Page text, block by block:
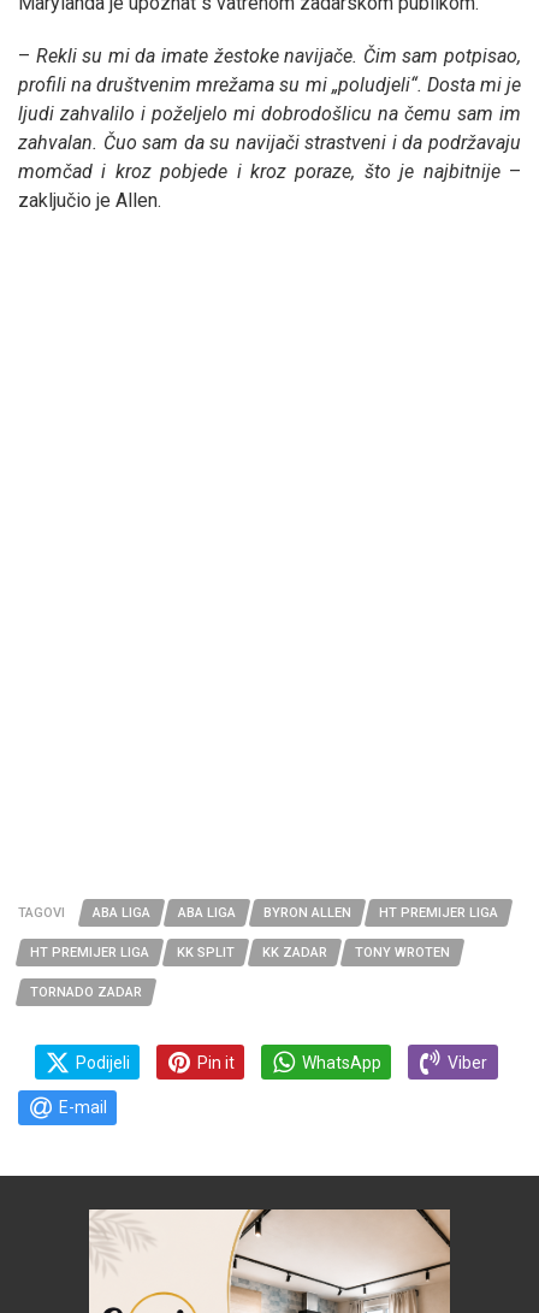
– Rekli su mi da imate žestoke navijače. Čim sam potpisao,
profili na društvenim mrežama su mi „poludjeli“. Dosta mi je
ljudi zahvalilo i poželjelo mi dobrodošlicu na čemu sam im
zahvalan. Čuo sam da su navijači strastveni i da podržavaju
momčad i kroz pobjede i kroz poraze, što je najbitnije–
zaključio je Allen.
TAGOVI ABA LIGA ABA LIGA BYRON ALLEN HT PREMIJER LIGA
HT PREMIJER LIGA KK SPLIT KK ZADAR TONY WROTEN
TORNADO ZADAR
Podijeli Pin it WhatsApp Viber
E-mail